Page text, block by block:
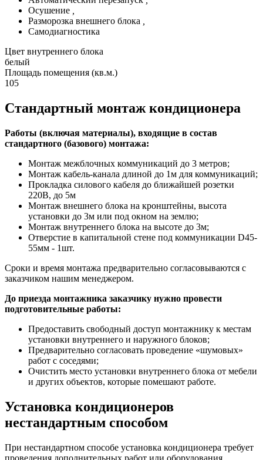
Осушение
Разморозка внешнего блока
Самодиагностика
Цвет внутреннего блока
белый
Площадь помещения (кв.м.)
105
Стандартный монтаж кондиционера
Работы (включая материалы), входящие в состав
стандартного (базового) монтажа:
Монтаж межблочных коммуникаций до 3 метров;
Монтаж кабель-канала длиной до 1м для коммуникаций;
Прокладка силового кабеля до ближайшей розетки
220В, до 5м
Монтаж внешнего блока на кронштейны, высота
установки до 3м или под окном на землю;
Монтаж внутреннего блока на высоте до 3м;
Отверстие в капитальной стене под коммуникации D45-
55мм - 1шт.
Сроки и время монтажа предварительно согласовываются с
заказчиком нашим менеджером.
До приезда монтажника заказчику нужно провести
подготовительные работы:
Предоставить свободный доступ монтажнику к местам
установки внутреннего и наружного блоков;
Предварительно согласовать проведение «шумовых»
работ с соседями;
Очистить место установки внутреннего блока от мебели
и других объектов, которые помешают работе.
Установка кондиционеров
нестандартным способом
При нестандартном способе установка кондиционера требует
проведения дополнительных работ или оборудования.